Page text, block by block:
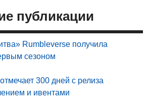
публикации
Rumbleverse получила
сезоном
300 дней с релиза
и ивентами